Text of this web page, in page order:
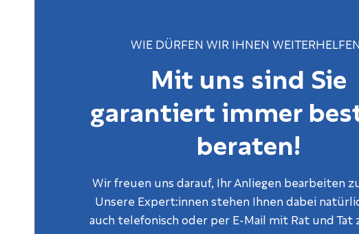
WIE DÜRFEN WIR IHNEN
Mit uns sind Sie
garantiert immer
beraten!
Wir freuen uns darauf, Ihr Anliegen bearbeiten
Unsere Expert:innen stehen Ihnen dabei
auch telefonisch oder per E-Mail mit Rat und Tat